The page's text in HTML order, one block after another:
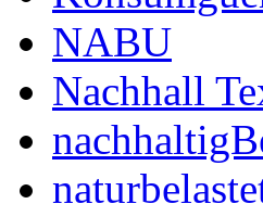
NABU
Nachhall